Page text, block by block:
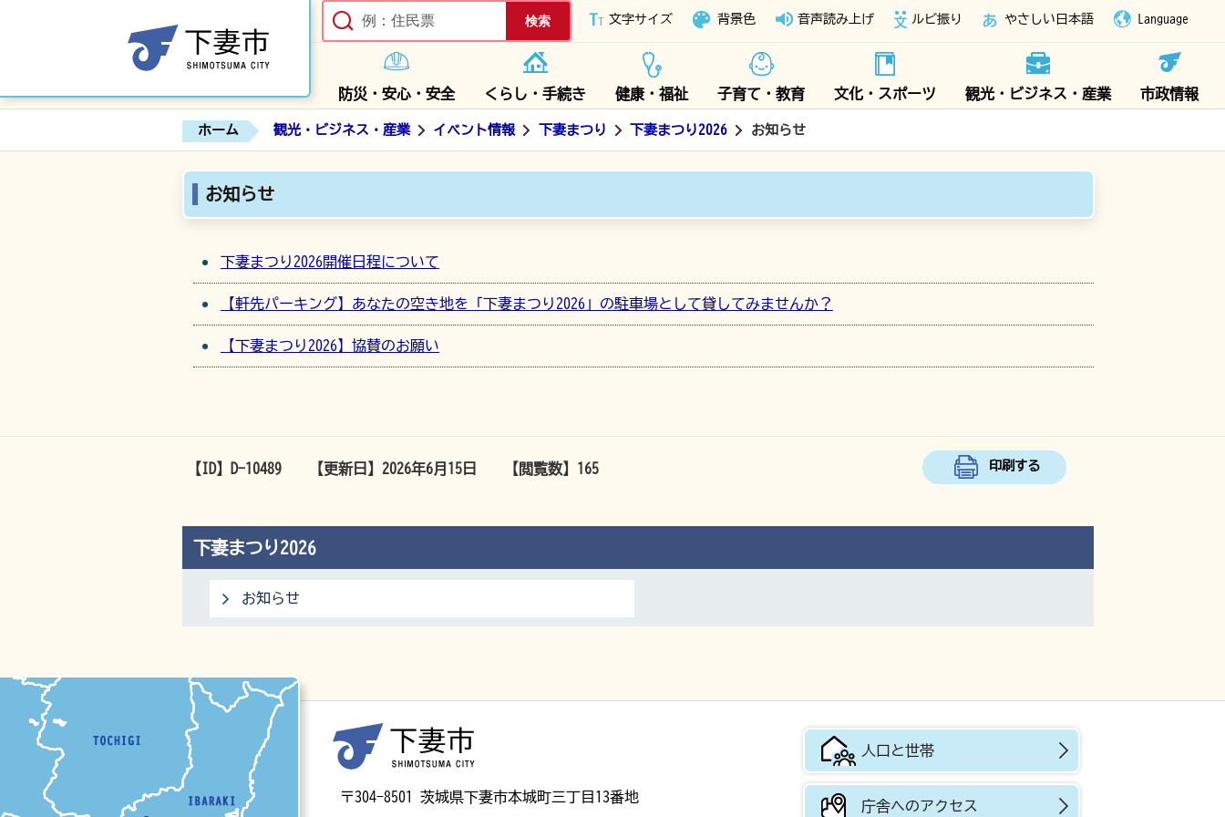
下妻市ホームページ
文字サイズ 背景色 音声読み上げ ルビ振り やさしい日本語 Language
防災・安心・安全 くらし・手続き 健康・福祉 子育て・教育 文化・スポーツ 観光・ビジネス・産業 市政情報
ホーム 観光・ビジネス・産業 イベント情報 下妻まつり 下妻まつり2026 お知らせ
お知らせ
下妻まつり2026開催日程について
【軒先パーキング】あなたの空き地を「下妻まつり2026」の駐車場として貸してみませんか？
【下妻まつり2026】協賛のお願い
【ID】 D-10489 【更新日】 2026年6月15日 【閲覧数】 165 印刷する
下妻まつり2026
お知らせ
〒304-8501 茨城県下妻市本城町三丁目13番地
人口と世帯
庁舎へのアクセス